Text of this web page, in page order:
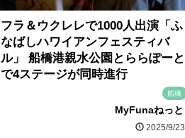
フラ＆ウクレレで1000人出演「ふ
なばしハワイアンフェスティバ
ル」 船橋港親水公園とららぽーと
で4ステージが同時進行
船橋
MyFunaねっと
2025/9/23